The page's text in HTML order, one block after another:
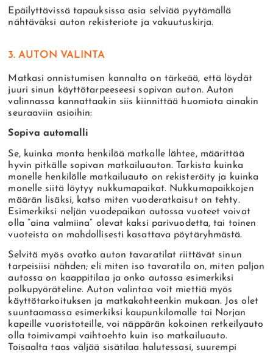
Epäilyttävissä tapauksissa asia selviää pyytämällä
nähtäväksi auton rekisteriote ja vakuutuskirja.
3. AUTON VALINTA
Matkasi onnistumisen kannalta on tärkeää, että löydät
juuri sinun käyttötarpeeseesi sopivan auton. Auton
valinnassa kannattaakin siis kiinnittää huomiota ainakin
seuraaviin asioihin:
Sopiva automalli
Se, kuinka monta henkilöä matkalle lähtee, määrittää
hyvin pitkälle sopivan matkailuauton. Tarkista kuinka
monelle henkilölle matkailuauto on rekisteröity ja kuinka
monelle siitä löytyy nukkumapaikat. Nukkumapaikkojen
määrän lisäksi, katso miten vuoderatkaisut on tehty.
Esimerkiksi neljän vuodepaikan autossa vuoteet voivat
olla ”aina valmiina” olevat kaksi parivuodetta, tai toinen
vuoteista on mahdollisesti kasattava pöytäryhmästä.
Selvitä myös ovatko auton tavaratilat riittävät sinun
tarpeisiisi nähden; eli miten iso tavaratila on, miten paljon
autossa on kaappitilaa ja onko autossa esimerkiksi
polkupyöräteline. Auton valintaa voit miettiä myös
käyttötarkoituksen ja matkakohteenkin mukaan. Jos olet
suuntaamassa esimerkiksi kaupunkilomalle tai Norjan
kapeille vuoristoteille, voi näppärän kokoinen retkeilyauto
olla toimivampi vaihtoehto kuin iso matkailuauto.
Toisaalta taas väljää sisätilaa halutessasi, suurempi